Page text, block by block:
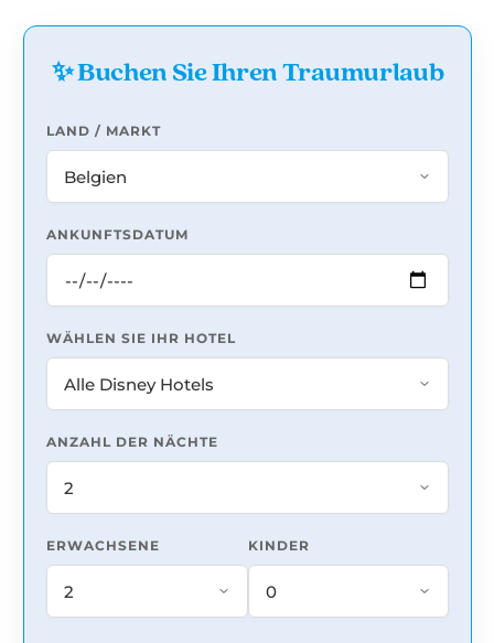
✨ Buchen Sie Ihren Traumurlaub
LAND / MARKT
ANKUNFTSDATUM
WÄHLEN SIE IHR HOTEL
ANZAHL DER NÄCHTE
ERWACHSENE KINDER